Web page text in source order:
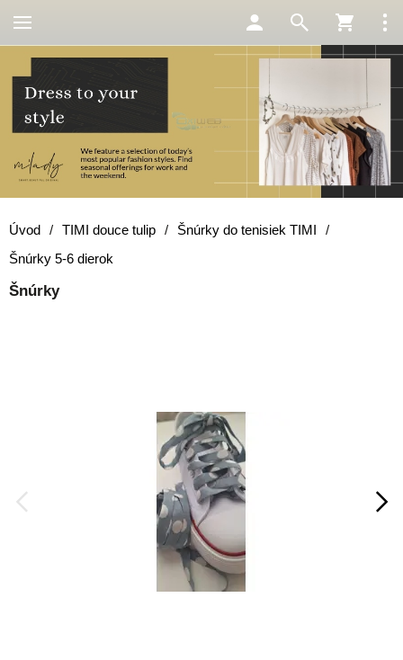
Úvod / TIMI douce tulip / Šnúrky do tenisiek TIMI
/
Šnúrky 5-6 dierok
Šnúrky